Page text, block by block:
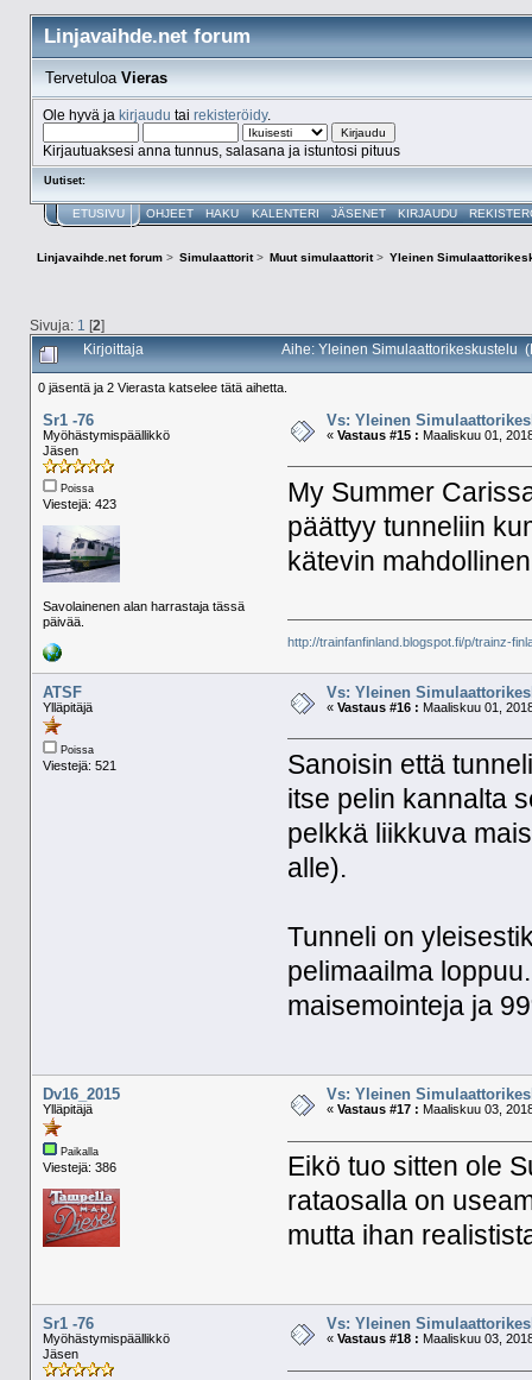
Linjavaihde.net forum
TervetuloaVieras
Ole hyvä ja kirjaudu tai rekisteröidy.
Kirjautuaksesi anna tunnus, salasana ja istuntosi pituus
Uutiset:
ETUSIVU OHJEET HAKU KALENTERI JÄSENET KIRJAUDU
Linjavaihde.net forum> Simulaattorit> Muut simulaattorit> Yleinen
Sivuja: 1 [2]
Kirjoittaja Aihe: Yleinen Simulaattorikeskustelu
0 jäsentä ja 2 Vierasta katselee tätä aihetta.
Sr1 -76
Myöhästymispäällikkö
Jäsen
Poissa
Viestejä: 423
Savolainenen alan harrastaja tässä
päivää.
Vs: Yleinen
« Vastaus #15 : Maaliskuu 01,
My Summer
päättyy tunneliin
kätevin
http://trainfanfinland.blogspot.fi/p/trainz-
ATSF
Ylläpitäjä
Poissa
Viestejä: 521
Vs: Yleinen
« Vastaus #16 : Maaliskuu 01,
Sanoisin että
itse pelin kannalta
pelkkä liikkuva
alle).
Tunneli on
pelimaailma
maisemointeja ja
Dv16_2015
Ylläpitäjä
Paikalla
Viestejä: 386
Vs: Yleinen
« Vastaus #17 : Maaliskuu 03,
Eikö tuo sitten ole
rataosalla on
mutta ihan
Sr1 -76
Myöhästymispäällikkö
Jäsen
Vs: Yleinen
« Vastaus #18 : Maaliskuu 03,